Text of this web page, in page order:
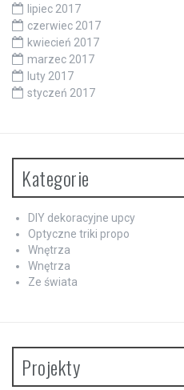
lipiec 2017
czerwiec 2017
kwiecień 2017
marzec 2017
luty 2017
styczeń 2017
Kategorie
DIY dekoracyjne upcy
Optyczne triki propo
Wnętrza
Wnętrza
Ze świata
Projekty